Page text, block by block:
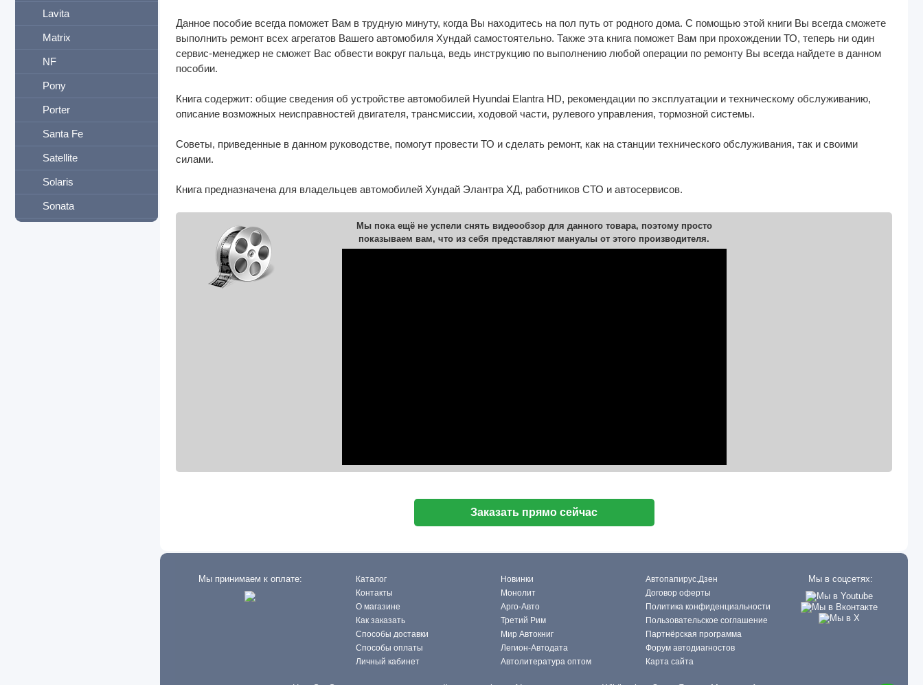
Lavita
Matrix
NF
Pony
Porter
Santa Fe
Satellite
Solaris
Sonata
Данное пособие всегда поможет Вам в трудную минуту, когда Вы находитесь на пол путь от родного дома. С помощью этой книги Вы всегда сможете
выполнить ремонт всех агрегатов Вашего автомобиля Хундай самостоятельно. Также эта книга поможет Вам при прохождении ТО, теперь ни один
сервис-менеджер не сможет Вас обвести вокруг пальца, ведь инструкцию по выполнению любой операции по ремонту Вы всегда найдете в данном
пособии.
Книга содержит: общие сведения об устройстве автомобилей Hyundai Elantra HD, рекомендации по эксплуатации и техническому обслуживанию,
описание возможных неисправностей двигателя, трансмиссии, ходовой части, рулевого управления, тормозной системы.
Советы, приведенные в данном руководстве, помогут провести ТО и сделать ремонт, как на станции технического обслуживания, так и своими
силами.
Книга предназначена для владельцев автомобилей Хундай Элантра ХД, работников СТО и автосервисов.
Мы пока ещё не успели снять видеообзор для данного товара, поэтому просто
показываем вам, что из себя представляют мануалы от этого производителя.
Заказать прямо сейчас
Мы принимаем к оплате:
Каталог
Контакты
О магазине
Как заказать
Способы доставки
Способы оплаты
Личный кабинет
Новинки
Монолит
Арго-Авто
Третий Рим
Мир Автокниг
Легион-Автодата
Автолитература оптом
Автопапирус.Дзен
Договор оферты
Политика конфиденциальности
Пользовательское соглашение
Партнёрская программа
Форум автодиагностов
Карта сайта
Мы в соцсетях: